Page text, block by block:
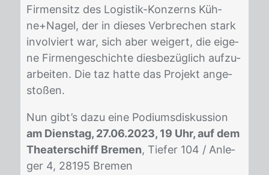
Fir­men­sitz des Lo­gis­tik-Kon­zerns Küh­
ne+Na­gel, der in die­ses Ver­bre­chen stark
in­vol­viert war, sich aber wei­gert, die ei­ge­
ne Fir­men­ge­schich­te dies­be­züg­lich auf­zu­
ar­bei­ten. Die taz hat­te das Pro­jekt an­ge­
sto­ßen.
Nun gib­t’s dazu eine Po­di­ums­dis­kus­si­on
am Dienstag, 27.06.2023, 19 Uhr, auf dem
Theaterschiff Bremen, Tie­fer 104 / An­le­
ger 4, 28195 Bre­men